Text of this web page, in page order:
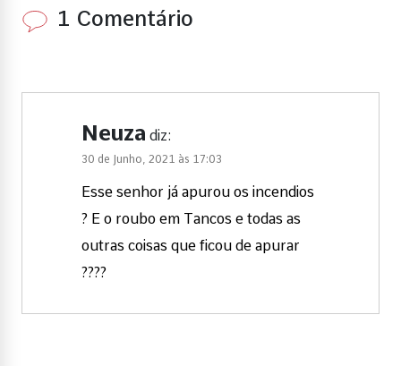
1 Comentário
Neuza diz:
30 de Junho, 2021 às 17:03
Esse senhor já apurou os incendios
? E o roubo em Tancos e todas as
outras coisas que ficou de apurar
????